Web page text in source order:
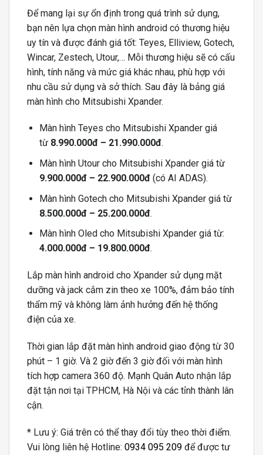
Để mang lại sự ổn định trong quá trình sử dụng,
bạn nên lựa chọn màn hình android có thương hiệu
uy tín và được đánh giá tốt: Teyes, Elliview, Gotech,
Wincar, Zestech, Utour,… Mỗi thương hiệu sẽ có cấu
hình, tính năng và mức giá khác nhau, phù hợp với
nhu cầu sử dụng và sở thích. Sau đây là bảng giá
màn hình cho Mitsubishi Xpander.
Màn hình Teyes cho Mitsubishi Xpander giá
từ8.990.000đ – 21.990.000đ.
Màn hình Utour cho Mitsubishi Xpander giá từ
9.900.000đ – 22.900.000đ (có AI ADAS).
Màn hình Gotech cho Mitsubishi Xpander giá từ
8.500.000đ – 25.200.000đ.
Màn hình Oled cho Mitsubishi Xpander giá từ:
4.000.000đ – 19.800.000đ.
Lắp màn hình android cho Xpander sử dụng mặt
dưỡng và jack cắm zin theo xe 100%, đảm bảo tính
thẩm mỹ và không làm ảnh hưởng đến hệ thống
điện của xe.
Thời gian lắp đặt màn hình android giao động từ 30
phút – 1 giờ. Và 2 giờ đến 3 giờ đối với màn hình
tích hợp camera 360 độ. Mạnh Quân Auto nhận lắp
đặt tận nơi tại TPHCM, Hà Nội và các tỉnh thành lân
cận.
* Lưu ý: Giá trên có thể thay đổi tùy theo thời điểm.
Vui lòng liên hệ Hotline: 0934 095 209 để được tư